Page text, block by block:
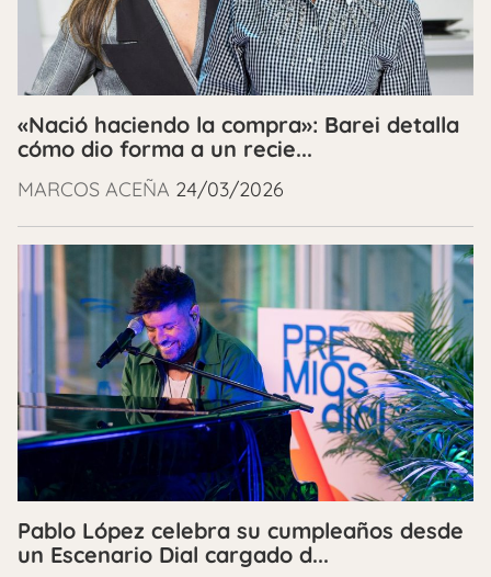
«Nació haciendo la compra»: Barei detalla
cómo dio forma a un recie...
MARCOS ACEÑA 24/03/2026
Pablo López celebra su cumpleaños desde
un Escenario Dial cargado d...